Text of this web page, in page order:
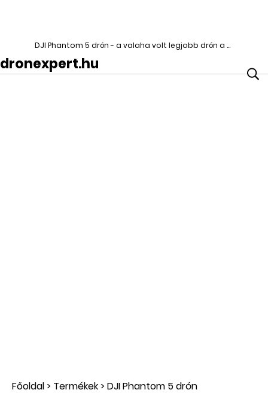
DJI Phantom 5 drón - a valaha volt legjobb drón a DJI legújabb üdvöskéje, a Phantom 5
dronexpert.hu
Főoldal> Termékek> DJI Phantom 5 drón